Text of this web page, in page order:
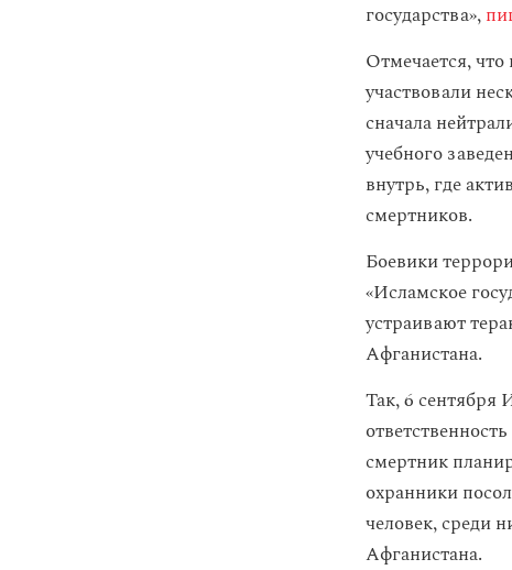
государства»,
Отмечается,
участвовали
сначала
учебного
внутрь, где
смертников.
Боевики
«Исламское
устраивают
Афганистана.
Так, 6 сентября
смертник
охранники
человек, среди
Афганистана.